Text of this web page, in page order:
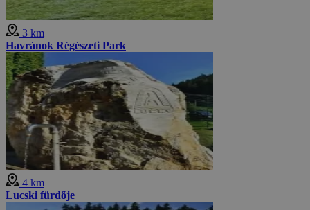
3 km
Havránok Régészeti Park
4 km
Lucski fürdője